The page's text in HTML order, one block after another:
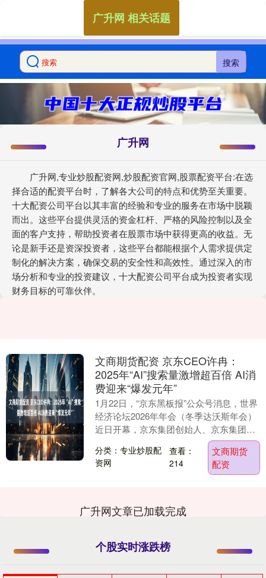
搜索
广升网
广升网,专业炒股配资网,炒股配资官网,股票配资平台:在选
择合适的配资平台时，了解各大公司的特点和优势至关重要。
十大配资公司平台以其丰富的经验和专业的服务在市场中脱颖
而出。这些平台提供灵活的资金杠杆、严格的风险控制以及全
面的客户支持，帮助投资者在股票市场中获得更高的收益。无
论是新手还是资深投资者，这些平台都能根据个人需求提供定
制化的解决方案，确保交易的安全性和高效性。通过深入的市
场分析和专业的投资建议，十大配资公司平台成为投资者实现
财务目标的可靠伙伴。
广升网 相关话题
文商期货配资 京东CEO许冉：
2025年“AI”搜索量激增超百倍 AI消
费迎来“爆发元年”
1月22日，“京东黑板报”公众号消息，世界
经济论坛2026年年会（冬季达沃斯年会）
近日开幕，京东集团创始人、京东集团董
事局主席刘强东文商期货配资，京东集团
SEC....
分类：专业炒股配
资网
查看：
214
文商期货
配资
广升网文章已加载完成
个股实时涨跌榜